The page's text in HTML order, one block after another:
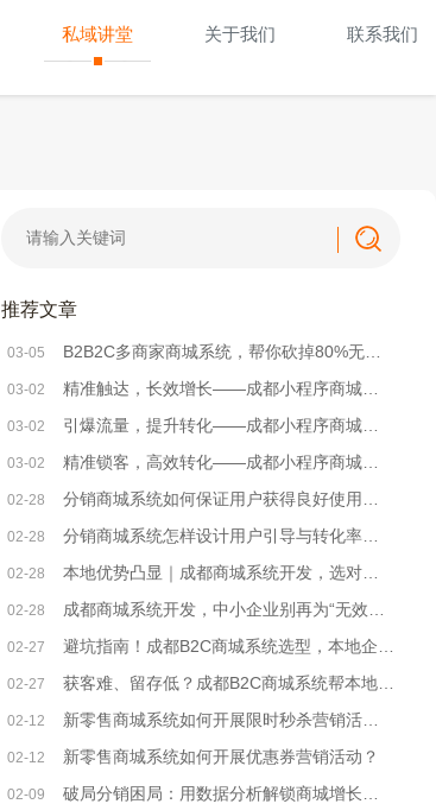
私域讲堂 关于我们 联系我们
推荐文章
03-05 B2B2C多商家商城系统，帮你砍掉80%无效运营成本
03-02 精准触达，长效增长——成都小程序商城系统精准营销方法解析
03-02 引爆流量，提升转化——成都小程序商城系统活动策划实战方案
03-02 精准锁客，高效转化——成都小程序商城系统社群搭建全攻略
02-28 分销商城系统如何保证用户获得良好使用体验？
02-28 分销商城系统怎样设计用户引导与转化率提升策略？
02-28 本地优势凸显｜成都商城系统开发，选对本地服务商少走90%弯路
02-28 成都商城系统开发，中小企业别再为“无效开发”浪费成本
02-27 避坑指南！成都B2C商城系统选型，本地企业必看的核心要点
02-27 获客难、留存低？成都B2C商城系统帮本地企业破局电商困局
02-12 新零售商城系统如何开展限时秒杀营销活动？
02-12 新零售商城系统如何开展优惠券营销活动？
02-09 破局分销困局：用数据分析解锁商城增长密码